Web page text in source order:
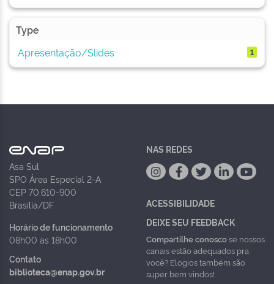
Type
Apresentação/Slides
1
Asa Sul
SPO Área Especial 2-A
CEP 70.610-900
Brasília/DF
Horário de funcionamento
08h00 às 18h00
Contato
biblioteca@enap.gov.br
NAS REDES
ACESSIBILIDADE
DEIXE SEU FEEDBACK
Compartilhe conoscose nossos
canais estão adequados pra
você? Elogios também são
super bem vindos!